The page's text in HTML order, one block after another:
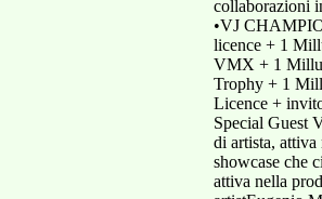
collaborazioni
•VJ
licence + 1
VMX + 1
Trophy + 1
Licence +
Special Guest
di artista,
showcase che
attiva nella